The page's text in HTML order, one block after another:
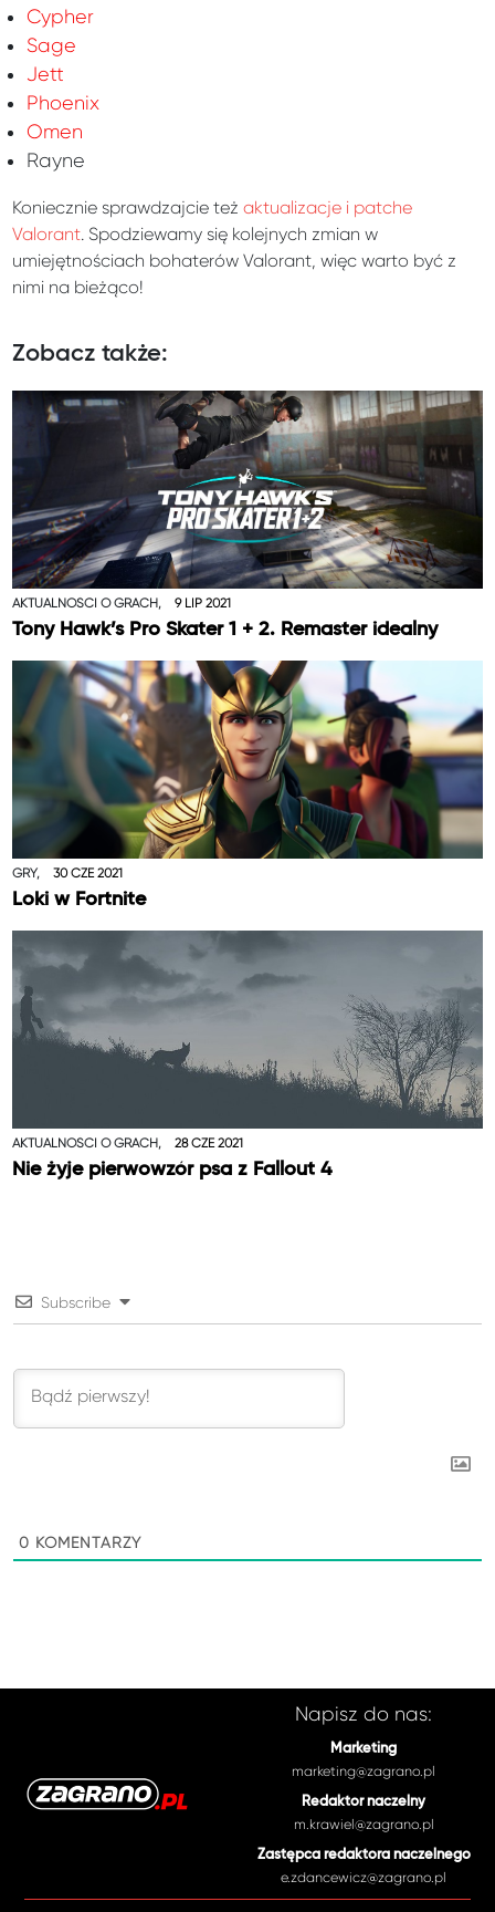
Cypher
Sage
Jett
Phoenix
Omen
Rayne
Koniecznie sprawdzajcie teżaktualizacje i patche
Valorant. Spodziewamy się kolejnych zmian w
umiejętnościach bohaterów Valorant, więc warto być z
nimi na bieżąco!
Zobacz także:
AKTUALNOŚCI O GRACH, 9 LIP 2021
Tony Hawk’s Pro Skater 1 + 2. Remaster idealny
GRY, 30 CZE 2021
Loki w Fortnite
AKTUALNOŚCI O GRACH, 28 CZE 2021
Nie żyje pierwowzór psa z Fallout 4
Subscribe
0 KOMENTARZY
Napisz do nas:
Marketing
marketing@zagrano.pl
Redaktor naczelny
m.krawiel@zagrano.pl
Zastępca redaktora naczelnego
e.zdancewicz@zagrano.pl